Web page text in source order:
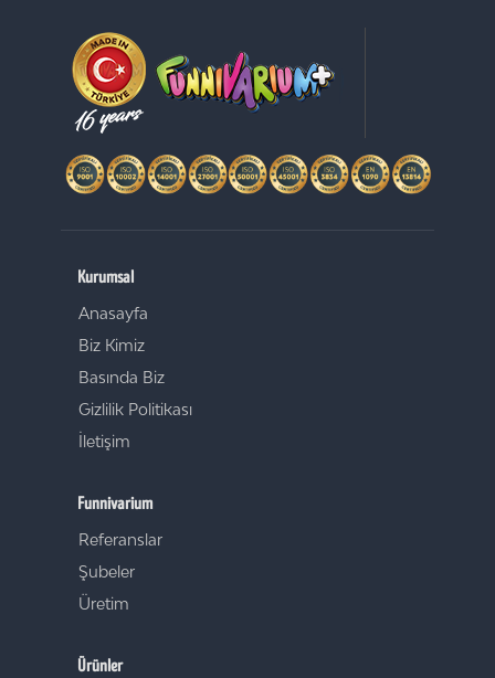
Kurumsal
Anasayfa
Biz Kimiz
Basında Biz
Gizlilik Politikası
İletişim
Funnivarium
Referanslar
Şubeler
Üretim
Ürünler